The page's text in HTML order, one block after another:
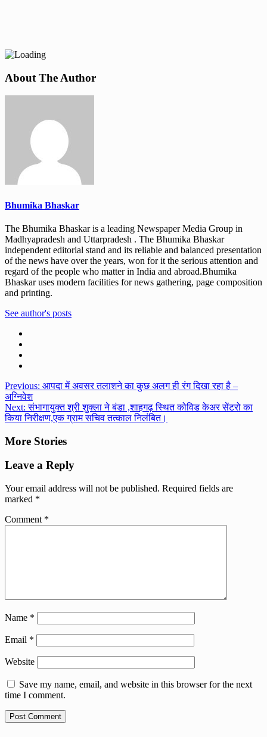
About The Author
Bhumika Bhaskar
The Bhumika Bhaskar is a leading Newspaper Media Group in
Madhyapradesh and Uttarpradesh . The Bhumika Bhaskar
independent editorial stand and its reliable and balanced presentation
of the news have over the years, won for it the serious attention and
regard of the people who matter in India and abroad.Bhumika
Bhaskar uses modern facilities for news gathering, page composition
and printing.
See author's posts
Post
navigation
Previous: आपदा में अवसर तलाशने का कुछ अलग ही रंग दिखा रहा है –
अग्निवेश
Next:संभागायुक्त श्री शुक्ला ने बंडा ,शाहगढ़ स्थित कोविड केअर सेंटरो का
किया निरीक्षण,एक ग्राम सचिव तत्काल निलंबित।
More Stories
Leave a Reply
Your email address will not be published. Required fields are
marked *
Comment *
Name *
Email *
Website
Save my name, email, and website in this browser for the next
time I comment.